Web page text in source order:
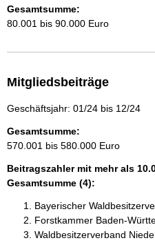
Gesamtsumme:
80.001 bis 90.000 Euro
Mitgliedsbeiträge
Geschäftsjahr: 01/24 bis 12/24
Gesamtsumme:
570.001 bis 580.000 Euro
Beitragszahler mit mehr als
Gesamtsumme (4):
Bayerischer
Forstkammer Baden-
Waldbesitzerverband